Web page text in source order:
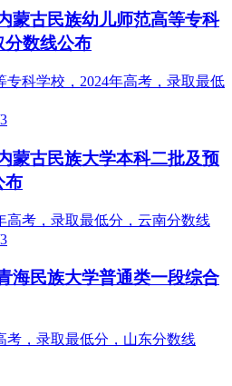
蒙古民族幼儿师范高等专科
分数线公布
蒙古民族大学本科二批及预
布
海民族大学普通类一段综合